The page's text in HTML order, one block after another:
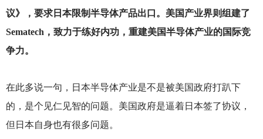
议》，要求日本限制半导体产品出口。美国产业界则组建了
Sematech，致力于练好内功，重建美国半导体产业的国际竞
争力。
在此多说一句，日本半导体产业是不是被美国政府打趴下
的，是个见仁见智的问题。美国政府是逼着日本签了协议，
但日本自身也有很多问题。